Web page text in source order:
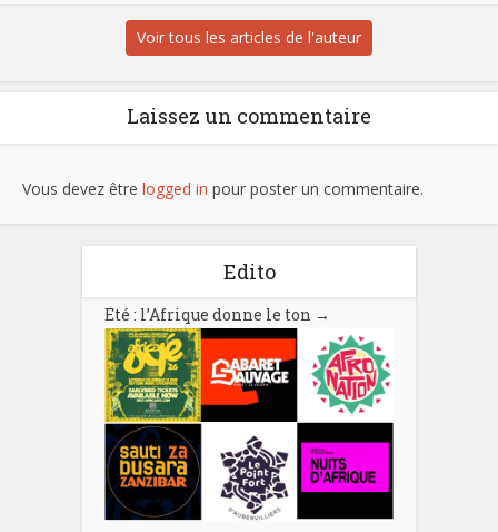
Voir tous les articles de l'auteur
Laissez un commentaire
Vous devez être logged in pour poster un commentaire.
Edito
Eté : l’Afrique donne le ton →